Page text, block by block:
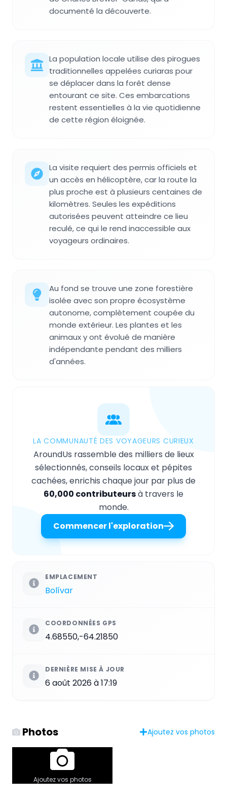
documenté la découverte.
La population locale utilise des pirogues
traditionnelles appelées curiaras pour
se déplacer dans la forêt dense
entourant ce site. Ces embarcations
restent essentielles à la vie quotidienne
de cette région éloignée.
La visite requiert des permis officiels et
un accès en hélicoptère, car la route la
plus proche est à plusieurs centaines de
kilomètres. Seules les expéditions
autorisées peuvent atteindre ce lieu
reculé, ce qui le rend inaccessible aux
voyageurs ordinaires.
Au fond se trouve une zone forestière
isolée avec son propre écosystème
autonome, complètement coupée du
monde extérieur. Les plantes et les
animaux y ont évolué de manière
indépendante pendant des milliers
d'années.
LA COMMUNAUTÉ DES VOYAGEURS CURIEUX
AroundUs rassemble des milliers de lieux
sélectionnés, conseils locaux et pépites
cachées, enrichis chaque jour par plus de
60,000 contributeursà travers le
monde.
Commencer l'exploration
EMPLACEMENT
Bolívar
COORDONNÉES GPS
4.68550,-64.21850
DERNIÈRE MISE À JOUR
6 août 2026 à 17:19
Photos Ajoutez vos photos
Ajoutez vos photos